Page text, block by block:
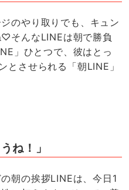
のやり取りでも、キュン
そんなLINEは朝で勝負
」ひとつで、彼はとっ
とさせられる「朝LINE」
ね！」
朝の挨拶LINEは、今日1